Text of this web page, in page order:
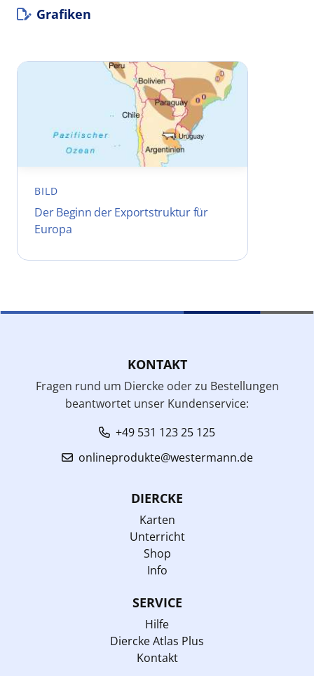
Grafiken
BILD
Der Beginn der Exportstruktur für
Europa
KONTAKT
Fragen rund um Diercke oder zu Bestellungen
beantwortet unser Kundenservice:
+49 531 123 25 125
onlineprodukte@westermann.de
DIERCKE
Karten
Unterricht
Shop
Info
SERVICE
Hilfe
Diercke Atlas Plus
Kontakt